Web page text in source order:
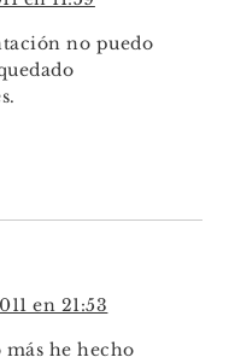
no puedo
en 21:53
he hecho